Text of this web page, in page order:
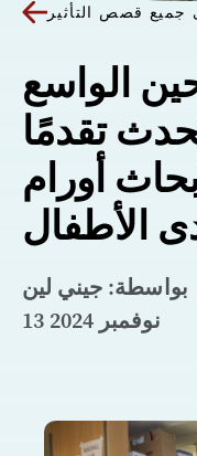
جميع قصص التأثير
الواسع
تقدمًا
أورام
الأطفال
بواسطة: جيني لين
13 نوفمبر 2024